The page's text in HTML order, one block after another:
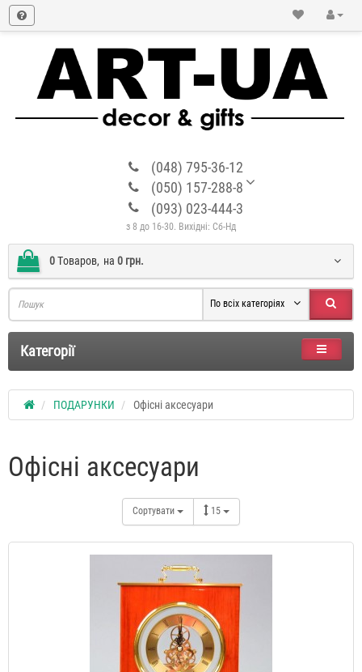
(048) 795-36-12
(050) 157-288-8
(093) 023-444-3
з 8 до 16-30. Вихідні: Сб-Нд
0Tоваров, на 0 грн.
По всіх категоріях
Категорії
ПОДАРУНКИ Офісні аксесуари
Офісні аксесуари
Сортувати 15